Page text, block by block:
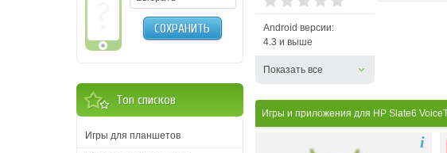
Android версии:
4.3 и выше
Показать все
Игры и приложения для HP Slate6
i
СОХРАНИТЬ
Топ списков
Игры для планшетов